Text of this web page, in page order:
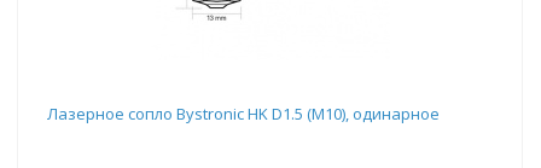
Лазерное сопло Bystronic HK D1.5 (M10), одинарное